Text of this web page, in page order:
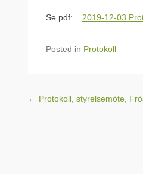
Se pdf: 2019-12-03
Posted in Protokoll
Post navigation
← Protokoll, styrelsemöte,